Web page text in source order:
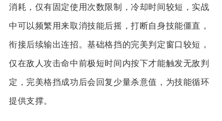
消耗，仅有固定使用次数限制，冷却时间较短，实战
中可以频繁用来取消技能后摇，打断自身技能僵直，
衔接后续输出连招。基础格挡的完美判定窗口较短，
仅在敌人攻击命中前极短时间内按下才能触发无敌判
定，完美格挡成功后会回复少量杀意值，为技能循环
提供支撑。